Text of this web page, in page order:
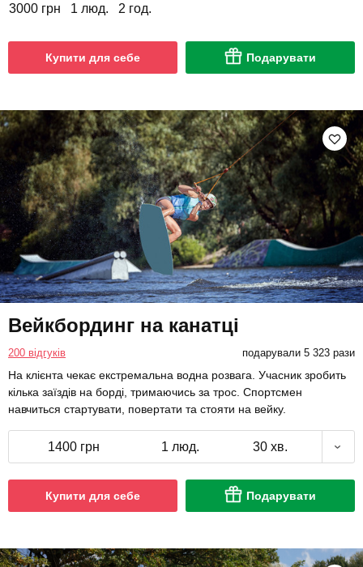
3000 грн 1 люд. 2 год.
Купити для себе Подарувати
Вейкбординг на канатці
200 відгуків подарували 5 323 рази
На клієнта чекає екстремальна водна розвага. Учасник зробить
кілька заїздів на борді, тримаючись за трос. Спортсмен
навчиться стартувати, повертати та стояти на вейку.
1400 грн 1 люд. 30 хв.
Купити для себе Подарувати